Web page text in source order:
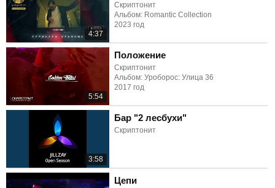
4:37
Скриптонит
Альбом: Romantic Collection
2023 год
5:54
Положение
Скриптонит
Альбом: Уроборос: Улица 36
2017 год
3:58
Бар "2 лесбухи"
Скриптонит
Цепи